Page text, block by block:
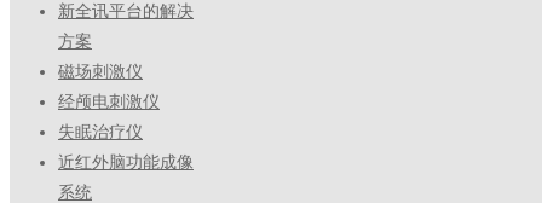
新全讯平台的解决
方案
磁场刺激仪
经颅电刺激仪
失眠治疗仪
近红外脑功能成像
系统